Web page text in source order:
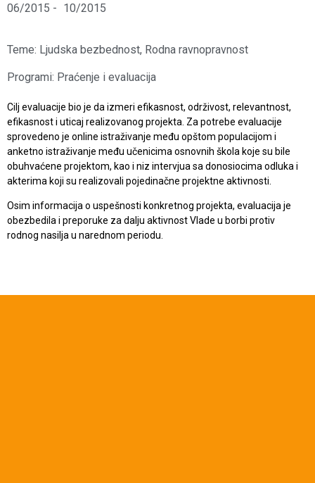
06/2015 - 10/2015
Teme: Ljudska bezbednost, Rodna ravnopravnost
Programi: Praćenje i evaluacija
Cilj evaluacije bio je da izmeri efikasnost, održivost, relevantnost,
efikasnost i uticaj realizovanog projekta. Za potrebe evaluacije
sprovedeno je online istraživanje među opštom populacijom i
anketno istraživanje među učenicima osnovnih škola koje su bile
obuhvaćene projektom, kao i niz intervjua sa donosiocima odluka i
akterima koji su realizovali pojedinačne projektne aktivnosti.
Osim informacija o uspešnosti konkretnog projekta, evaluacija je
obezbedila i preporuke za dalju aktivnost Vlade u borbi protiv
rodnog nasilja u narednom periodu.